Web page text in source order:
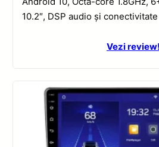
10.2″, DSP audio și conectivitate
Vezi review!